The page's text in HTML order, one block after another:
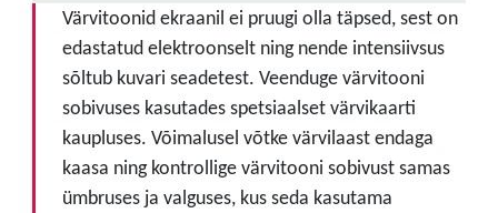
Värvitoonid ekraanil ei pruugi olla täpsed, sest on
edastatud elektroonselt ning nende intensiivsus
sõltub kuvari seadetest. Veenduge värvitooni
sobivuses kasutades spetsiaalset värvikaarti
kaupluses. Võimalusel võtke värvilaast endaga
kaasa ning kontrollige värvitooni sobivust samas
ümbruses ja valguses, kus seda kasutama